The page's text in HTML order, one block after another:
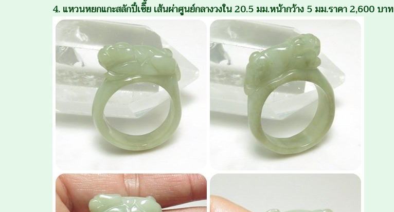
4. แหวนหยกแกะสลักปี๋เซิี้ย เส้นผ่าศูนย์กลางวงใน 20.5 มม.หน้ากว้าง 5 มม.ราคา 2,600 บาท